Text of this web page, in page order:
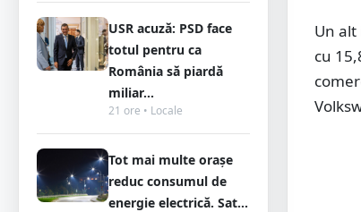
USR acuză: PSD face
totul pentru ca
România să piardă
miliar...
21 ore • Locale
Tot mai multe orașe
reduc consumul de
energie electrică. Sat...
Un
cu